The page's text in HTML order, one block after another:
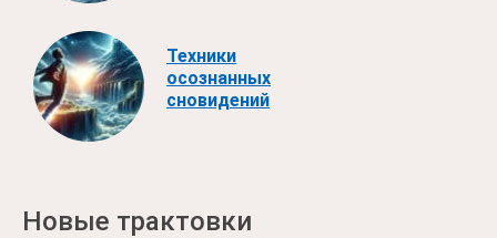
Техники
осознанных
сновидений
Новые трактовки